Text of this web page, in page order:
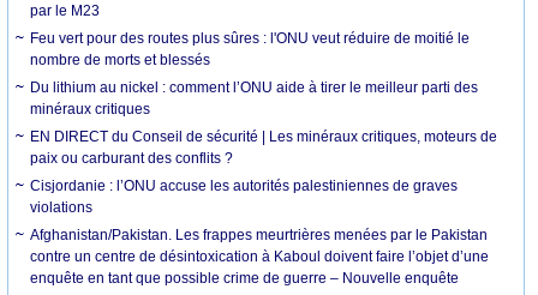
par le M23
Feu vert pour des routes plus sûres : l'ONU veut réduire de moitié le
nombre de morts et blessés
Du lithium au nickel : comment l’ONU aide à tirer le meilleur parti des
minéraux critiques
EN DIRECT du Conseil de sécurité | Les minéraux critiques, moteurs de
paix ou carburant des conflits ?
Cisjordanie : l’ONU accuse les autorités palestiniennes de graves
violations
Afghanistan/Pakistan. Les frappes meurtrières menées par le Pakistan
contre un centre de désintoxication à Kaboul doivent faire l’objet d’une
enquête en tant que possible crime de guerre – Nouvelle enquête